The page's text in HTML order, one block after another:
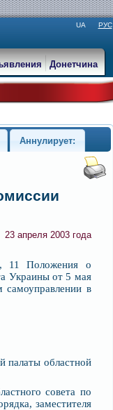
UA РУС
Донетчина
Аннулирует:
23 апреля 2003 года
11 Положения о
Украины от 5 мая
в
палаты областной
совета по
заместителя